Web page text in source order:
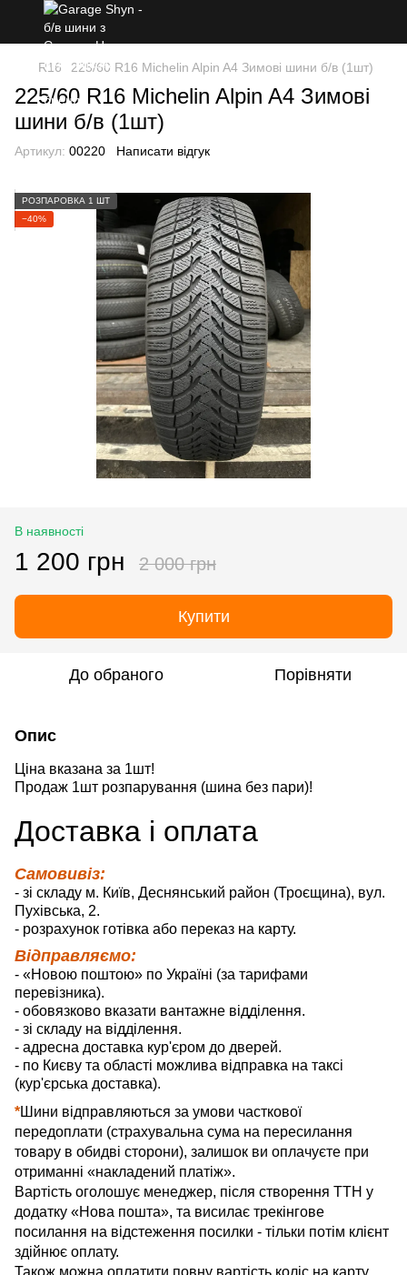
R16 225/60 R16 Michelin Alpin A4 Зимові шини б/в (1шт)
225/60 R16 Michelin Alpin A4 Зимові
шини б/в (1шт)
Артикул: 00220 Написати відгук
РОЗПАРОВКА 1 ШТ
−40%
В наявності
1 200 грн 2 000 грн
Купити
До обраного Порівняти
Опис
Ціна вказана за 1шт!
Продаж 1шт розпарування (шина без пари)!
Доставка і оплата
Самовивіз:
- зі складу м. Київ, Деснянський район (Троєщина), вул.
Пухівська, 2.
- розрахунок готівка або переказ на карту.
Відправляємо:
- «Новою поштою» по Україні (за тарифами
перевізника).
- обовязково вказати вантажне відділення.
- зі складу на відділення.
- адресна доставка кур'єром до дверей.
- по Києву та області можлива відправка на таксі
(кур'єрська доставка).
*Шини відправляються за умови часткової
передоплати (страхувальна сума на пересилання
товару в обидві сторони), залишок ви оплачуєте при
отриманні «накладений платіж».
Вартість оголошує менеджер, після створення ТТН у
додатку «Нова пошта», та висилає трекінгове
посилання на відстеження посилки - тільки потім клієнт
здійнює оплату.
Також можна оплатити повну вартість коліс на карту.